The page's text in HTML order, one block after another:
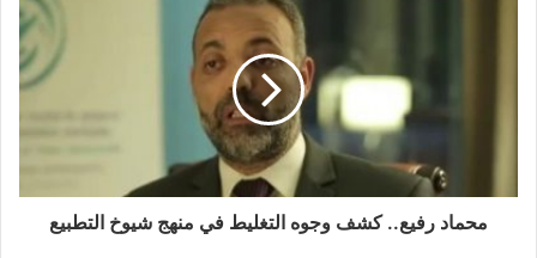
محماد رفيع.. كشف وجوه التغليط في منهج شيوخ التطبيع